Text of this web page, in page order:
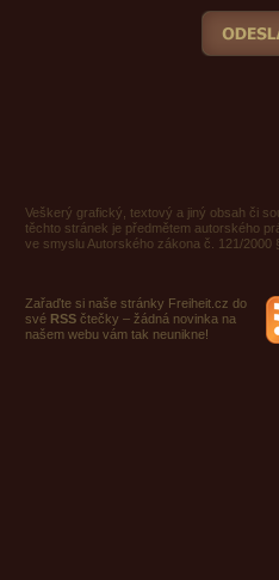
Veškerý grafický, textový a jiný obsah či
těchto stránek je předmětem autorského
ve smyslu Autorského zákona č. 121/2000
Zařaďte si naše stránky Freiheit.cz do
své RSS čtečky – žádná novinka na
našem webu vám tak neunikne!